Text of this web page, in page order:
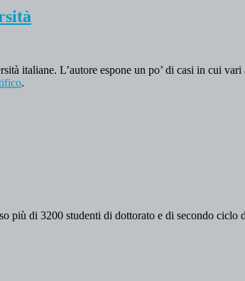
italiane. L’autore espone un po’ di casi in cui
.
più di 3200 studenti di dottorato e di secondo ciclo